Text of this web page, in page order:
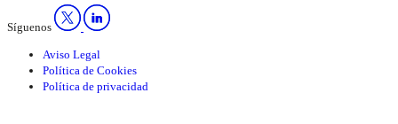
Síguenos
Aviso Legal
Política de Cookies
Política de privacidad